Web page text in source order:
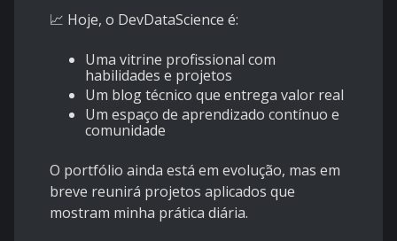
📈 Hoje, o DevDataScience é:
Uma vitrine profissional com
habilidades e projetos
Um blog técnico que entrega valor real
Um espaço de aprendizado contínuo e
comunidade
O portfólio ainda está em evolução, mas em
breve reunirá projetos aplicados que
mostram minha prática diária.